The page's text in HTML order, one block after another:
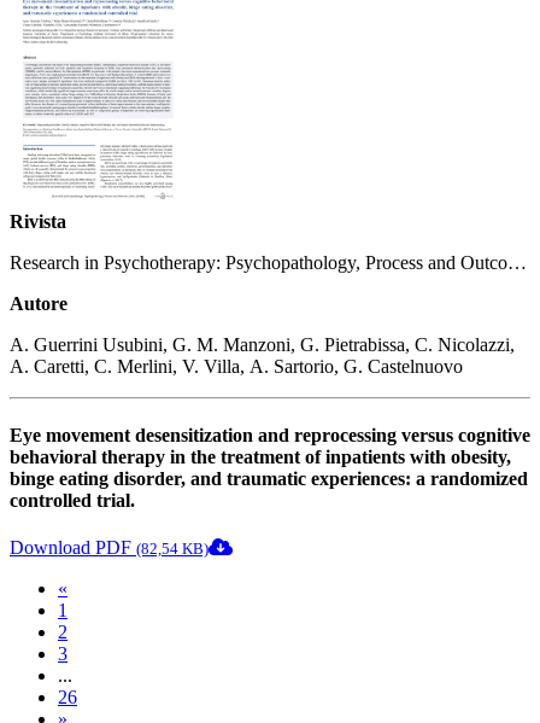
Rivista
Research in Psychotherapy: Psychopathology, Process and Outcome
Autore
A. Guerrini Usubini, G. M. Manzoni, G. Pietrabissa, C. Nicolazzi,
A. Caretti, C. Merlini, V. Villa, A. Sartorio, G. Castelnuovo
Eye movement desensitization and reprocessing versus cognitive
behavioral therapy in the treatment of inpatients with obesity,
binge eating disorder, and traumatic experiences: a randomized
controlled trial.
Download PDF (82,54 KB)
«
1
2
3
...
26